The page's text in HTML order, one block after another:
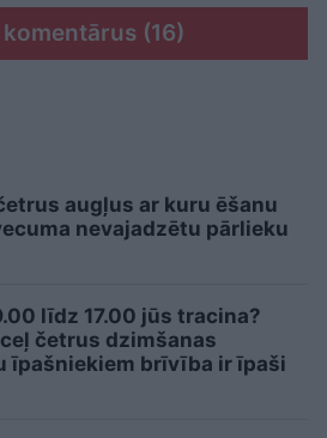
(16)
augļus ar kuru ēšanu
nevajadzētu pārlieku
līdz 17.00 jūs tracina?
četrus dzimšanas
īpašniekiem brīvība ir īpaši